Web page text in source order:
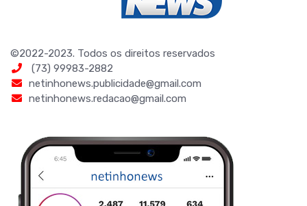
©2022-2023. Todos os direitos reservados
(73) 99983-2882
netinhonews.publicidade@gmail.com
netinhonews.redacao@gmail.com